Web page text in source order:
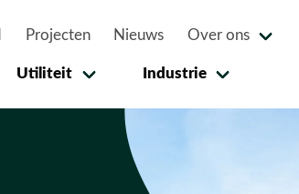
Projecten Nieuws Over ons
Utiliteit Industrie